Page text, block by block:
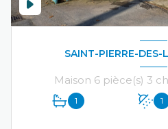
SAINT-PIERRE-DES-
1 1